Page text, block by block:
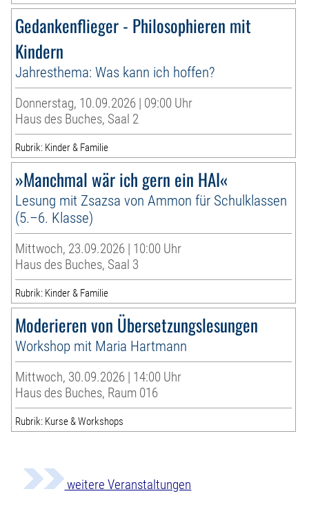
Gedankenflieger - Philosophieren mit
Kindern
Jahresthema: Was kann ich hoffen?
Donnerstag, 10.09.2026 | 09:00 Uhr
Haus des Buches, Saal 2
Rubrik: Kinder & Familie
»Manchmal wär ich gern ein HAI«
Lesung mit Zsazsa von Ammon für Schulklassen
(5.–6. Klasse)
Mittwoch, 23.09.2026 | 10:00 Uhr
Haus des Buches, Saal 3
Rubrik: Kinder & Familie
Moderieren von Übersetzungslesungen
Workshop mit Maria Hartmann
Mittwoch, 30.09.2026 | 14:00 Uhr
Haus des Buches, Raum 016
Rubrik: Kurse & Workshops
weitere Veranstaltungen